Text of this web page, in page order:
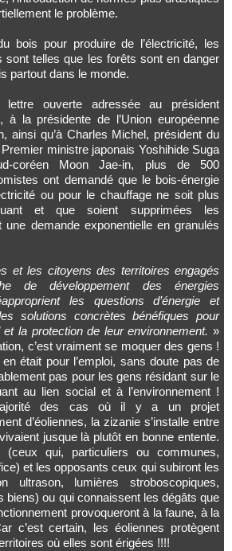
le problème.
bois pour produire de l’électricité, les
sont telles que les forêts sont en danger
partout dans le monde.
lettre ouverte adressée au président
à la présidente de l’Union européenne
ainsi qu’à Charles Michel, président du
ministre japonais Yoshihide Suga
coréen Moon Jae-in, plus de 500
ont demandé que le bois-énergie
ou pour le chauffage ne soit plus
et que soient supprimées les
une demande exponentielle en granulés
et les citoyens des territoires engagés
de développement des énergies
les questions d’énergie et
solutions concrètes bénéfiques pour
et la protection de leur environnement. »
c’est vraiment se moquer des gens !
était pour l’emploi, sans doute pas de
pas pour les gens résidant sur le
au lien social et à l’environnement !
des cas où il y a un projet
d’éoliennes, la zizanie s’installe entre
jusque là plutôt en bonne entente.
qui, particuliers ou communes,
et les opposants ceux qui subiront les
ultrason, lumières stroboscopiques,
biens) ou qui connaissent les dégâts que
provoqueront à la faune, à la
c’est certain, les éoliennes protègent
où elles sont érigées !!!!